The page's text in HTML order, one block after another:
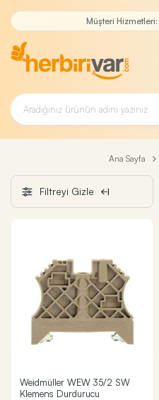
Müşteri Hizmetleri:
Ana Sayfa
Filtreyi Gizle
Weidmüller WEW 35/2 SW
Klemens Durdurucu